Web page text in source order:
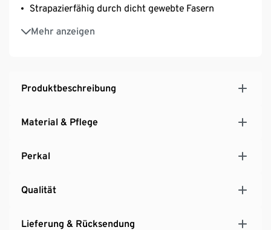
Strapazierfähig durch dicht gewebte Fasern
Mehr anzeigen
Temperaturausgleichend
Produktbeschreibung
Material & Pflege
Perkal
Qualität
Lieferung & Rücksendung